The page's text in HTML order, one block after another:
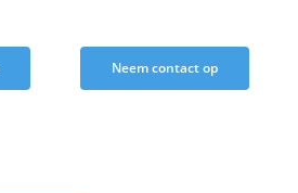
Neem contact op